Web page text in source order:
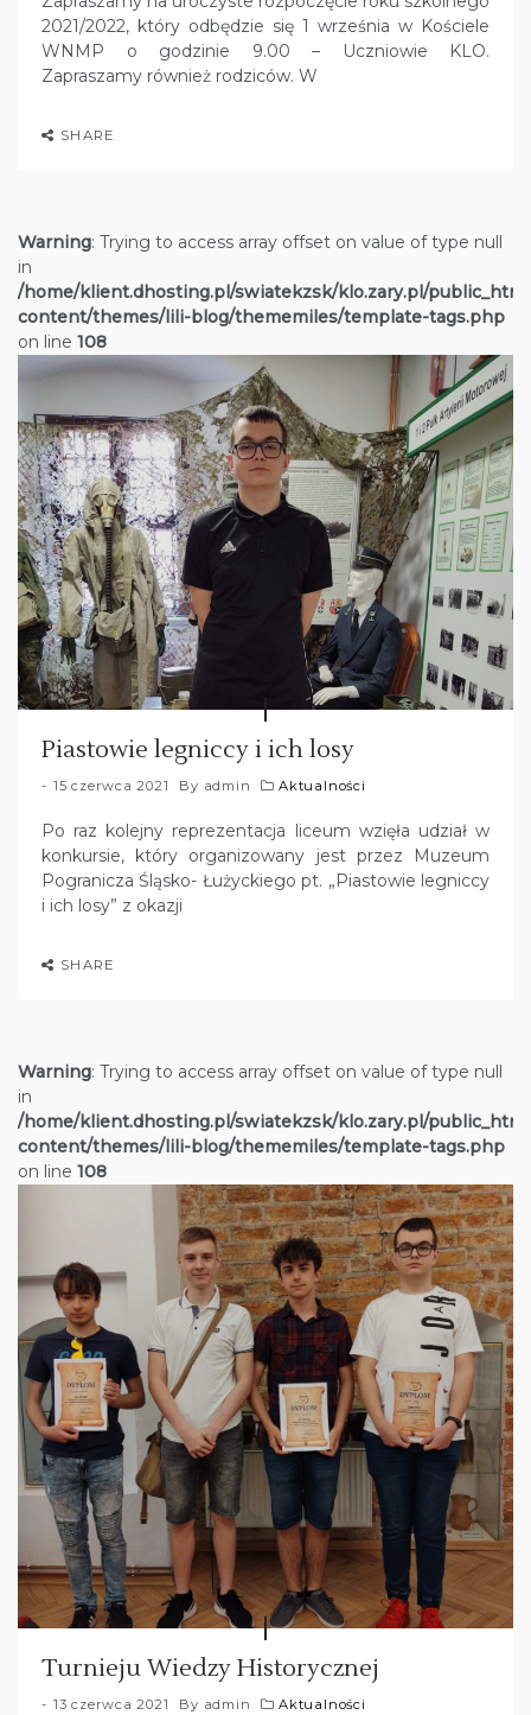
2021/2022, który odbędzie się 1 września w Kościele
WNMP o godzinie 9.00 – Uczniowie KLO.
Zapraszamy również rodziców. W
SHARE
Warning: Trying to access array offset on value of type null
in
/home/klient.dhosting.pl/swiatekzsk/klo.zary.pl/
content/themes/lili-blog/thememiles/template-tags.php
on line 108
Piastowie legniccy i ich losy
15 czerwca 2021 By admin Aktualności
Po raz kolejny reprezentacja liceum wzięła udział w
konkursie, który organizowany jest przez Muzeum
Pogranicza Śląsko- Łużyckiego pt. „Piastowie legniccy
i ich losy” z okazji
SHARE
Warning: Trying to access array offset on value of type null
in
/home/klient.dhosting.pl/swiatekzsk/klo.zary.pl/
content/themes/lili-blog/thememiles/template-tags.php
on line 108
Turnieju Wiedzy Historycznej
13 czerwca 2021 By admin Aktualności